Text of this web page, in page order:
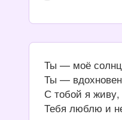
Ты — моё
Ты —
С тобой я
Тебя люблю и